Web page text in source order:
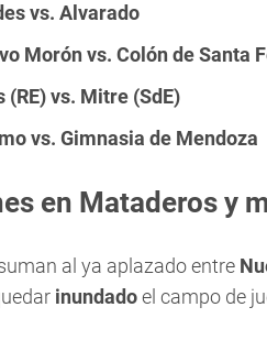
vs. Alvarado
Morón vs. Colón de Santa
(RE) vs. Mitre (SdE)
vs. Gimnasia de Mendoza
en Mataderos y
al ya aplazado entre
inundadoel campo de